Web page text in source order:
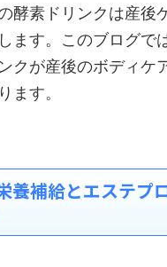
酵素ドリンクは産後
ます。このブログで
クが産後のボディケ
ます。
養補給とエステプ